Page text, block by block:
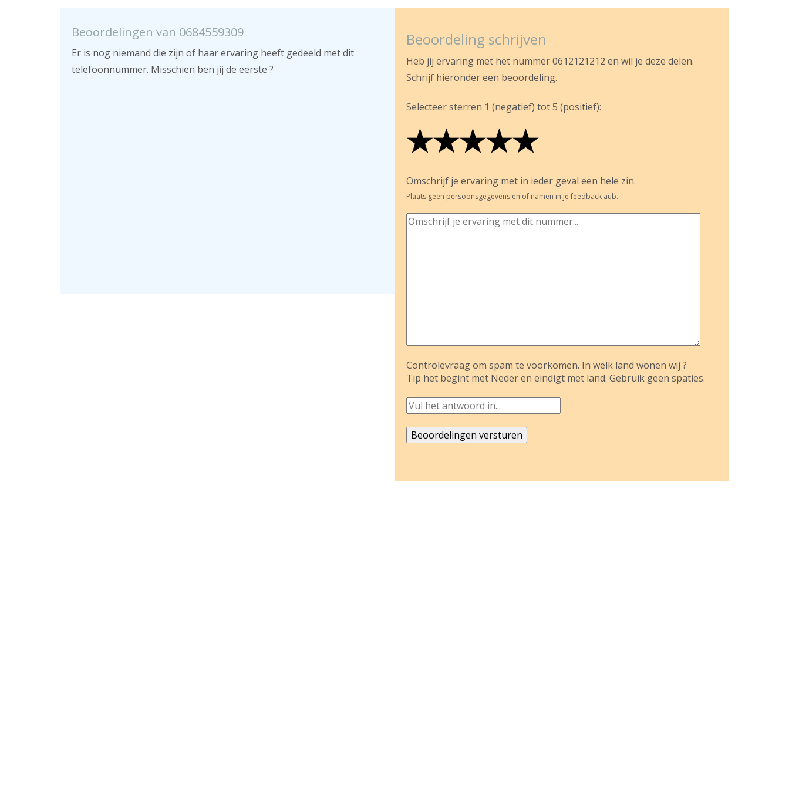
Beoordelingen van 0684559309
Er is nog niemand die zijn of haar ervaring heeft gedeeld met dit
telefoonnummer. Misschien ben jij de eerste ?
Beoordeling schrijven
Heb jij ervaring met het nummer 0612121212 en wil je deze delen.
Schrijf hieronder een beoordeling.
Selecteer sterren 1 (negatief) tot 5 (positief):
★
★★
★★★
★★★★
★★★★★
Omschrijf je ervaring met in ieder geval een hele zin.
Plaats geen persoonsgegevens en of namen in je feedback aub.
Controlevraag om spam te voorkomen. In welk land wonen wij ?
Tip het begint met Neder en eindigt met land. Gebruik geen spaties.